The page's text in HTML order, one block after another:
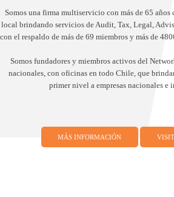
Somos una firma multiservicio con más de 65 años
local brindando servicios de Audit, Tax, Legal,
con el respaldo de más de 69 miembros y más de
Somos fundadores y miembros activos del
nacionales, con oficinas en todo Chile, que
primer nivel a empresas nacionales e
MÁS INFORMACIÓN